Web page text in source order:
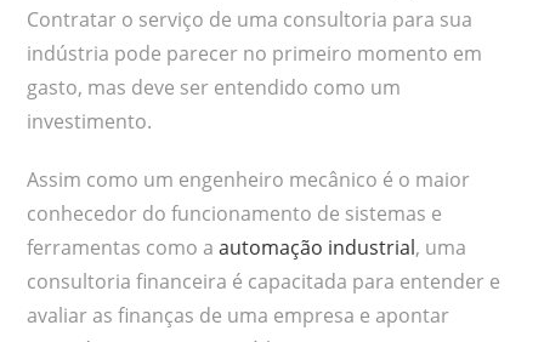
Contratar o serviço de uma consultoria para sua
indústria pode parecer no primeiro momento em
gasto, mas deve ser entendido como um
investimento.
Assim como um engenheiro mecânico é o maior
conhecedor do funcionamento de sistemas e
ferramentas como aautomação industrial, uma
consultoria financeira é capacitada para entender e
avaliar as finanças de uma empresa e apontar